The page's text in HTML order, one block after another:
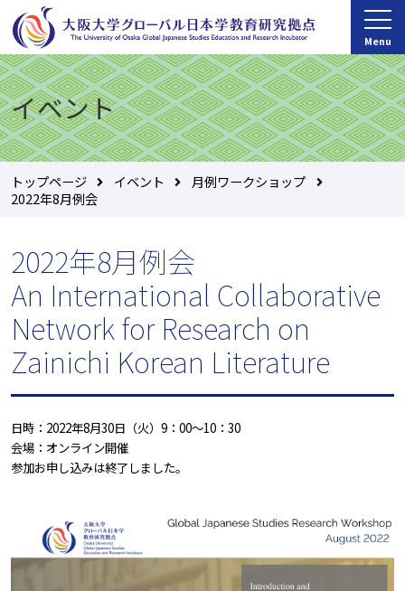
Menu
イベント
トップページ イベント
月例ワークショップ
2022年8月例会
2022年8月例会
An International Collaborative
Network for Research on
Zainichi Korean Literature
日時：2022年8月30日（火）9：00～10：30
会場：オンライン開催
参加お申し込みは終了しました。